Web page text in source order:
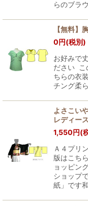
らのブラ
【無料】
0円(税別)
お好みで
ださい こ
ちらの衣
チング柔
よさこい
レディース
1,550円(
Ａ４プリ
版はこち
ョッピン
ショップ
紙」です